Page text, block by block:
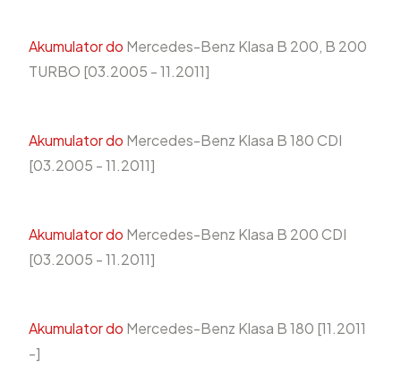
Akumulator do Mercedes-Benz Klasa B 200, B 200
TURBO [03.2005 - 11.2011]
Akumulator do Mercedes-Benz Klasa B 180 CDI
[03.2005 - 11.2011]
Akumulator do Mercedes-Benz Klasa B 200 CDI
[03.2005 - 11.2011]
Akumulator do Mercedes-Benz Klasa B 180 [11.2011
-]